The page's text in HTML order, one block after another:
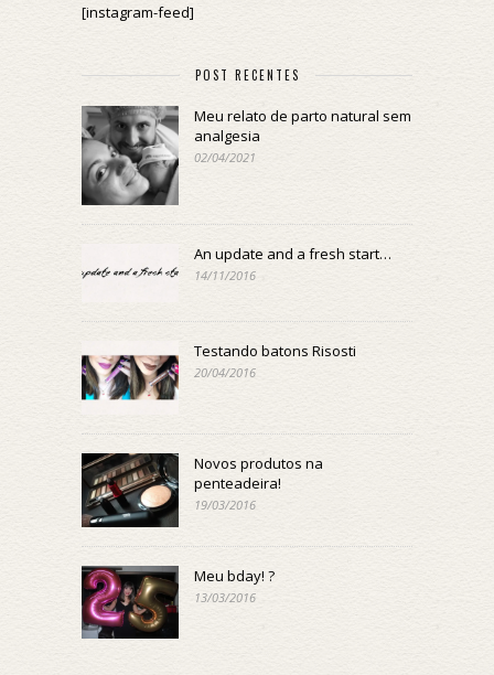
[instagram-feed]
POST RECENTES
Meu relato de parto natural sem
analgesia
02/04/2021
An update and a fresh start…
14/11/2016
Testando batons Risosti
20/04/2016
Novos produtos na
penteadeira!
19/03/2016
Meu bday! ?
13/03/2016